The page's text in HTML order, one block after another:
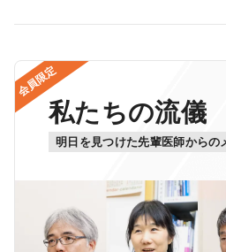
会員限定
私たちの流儀
明日を見つけた先輩医師からの